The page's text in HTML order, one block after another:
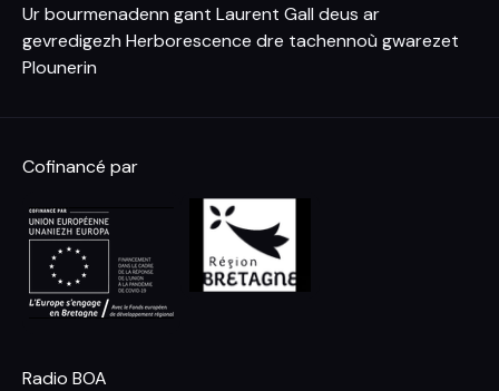
Ur bourmenadenn gant Laurent Gall deus ar
gevredigezh Herborescence dre tachennoù gwarezet
Plounerin
Cofinancé par
Radio BOA